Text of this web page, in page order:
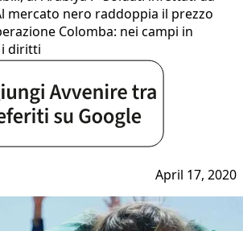
mercato nero raddoppia il prezzo
Colomba: nei campi in
diritti
April 17, 2020